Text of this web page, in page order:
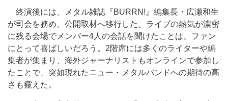
終演後には、メタル雑誌『BURRN!』編集長・広瀬和生
が司会を務め、公開取材へ移行した。ライブの熱気が濃密
に残る会場でメンバー4人の会話を聞けたことは、ファン
にとって喜ばしいだろう。2階席には多くのライターや編
集者が集まり、海外ジャーナリストもオンラインで参加し
たことで、突如現れたニュー・メタルバンドへの期待の高
さも窺えた。